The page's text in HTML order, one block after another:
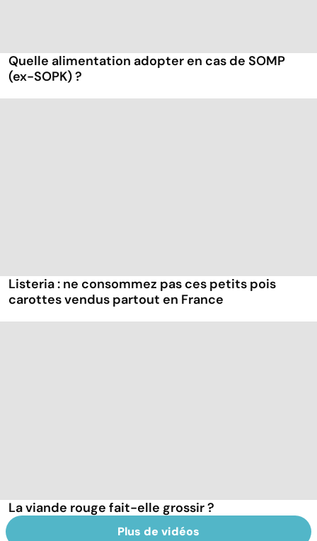
Quelle alimentation adopter en cas de SOMP
(ex-SOPK) ?
Listeria : ne consommez pas ces petits pois
carottes vendus partout en France
La viande rouge fait-elle grossir ?
Plus de vidéos